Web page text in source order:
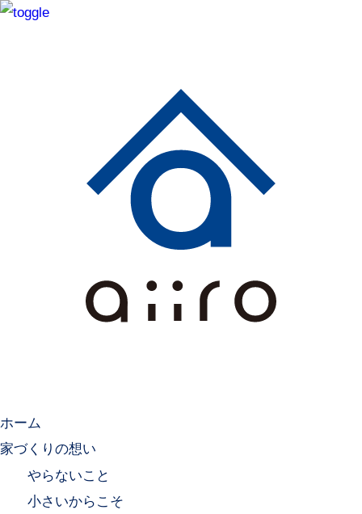
ホーム
家づくりの想い
やらないこと
小さいからこそ